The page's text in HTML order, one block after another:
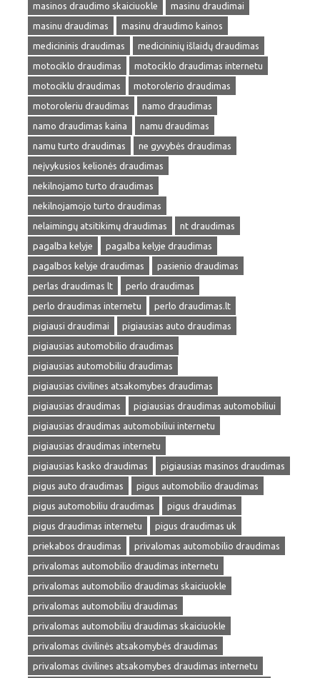
masinos draudimo skaiciuokle
masinu draudimai
masinu draudimas
masinu draudimo kainos
medicininis draudimas
medicininių išlaidų draudimas
motociklo draudimas
motociklo draudimas internetu
motociklu draudimas
motorolerio draudimas
motoroleriu draudimas
namo draudimas
namo draudimas kaina
namu draudimas
namu turto draudimas
ne gyvybės draudimas
neįvykusios kelionės draudimas
nekilnojamo turto draudimas
nekilnojamojo turto draudimas
nelaimingų atsitikimų draudimas
nt draudimas
pagalba kelyje
pagalba kelyje draudimas
pagalbos kelyje draudimas
pasienio draudimas
perlas draudimas lt
perlo draudimas
perlo draudimas internetu
perlo draudimas.lt
pigiausi draudimai
pigiausias auto draudimas
pigiausias automobilio draudimas
pigiausias automobiliu draudimas
pigiausias civilines atsakomybes draudimas
pigiausias draudimas
pigiausias draudimas automobiliui
pigiausias draudimas automobiliui internetu
pigiausias draudimas internetu
pigiausias kasko draudimas
pigiausias masinos draudimas
pigus auto draudimas
pigus automobilio draudimas
pigus automobiliu draudimas
pigus draudimas
pigus draudimas internetu
pigus draudimas uk
priekabos draudimas
privalomas automobilio draudimas
privalomas automobilio draudimas internetu
privalomas automobilio draudimas skaiciuokle
privalomas automobiliu draudimas
privalomas automobiliu draudimas skaiciuokle
privalomas civilinės atsakomybės draudimas
privalomas civilines atsakomybes draudimas internetu